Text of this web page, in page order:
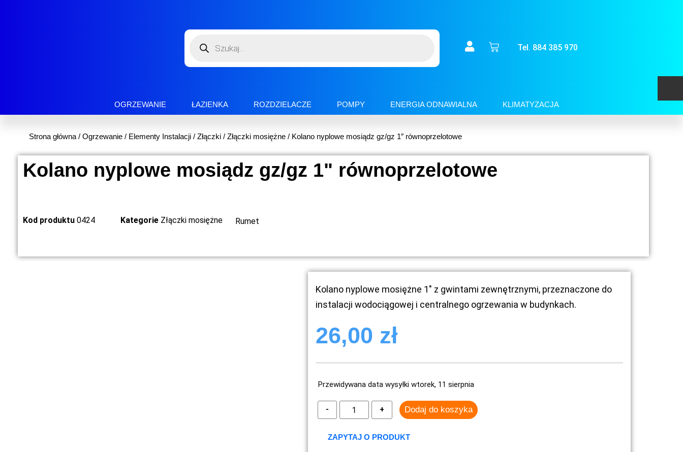
Tel. 884 385 970
OGRZEWANIE ŁAZIENKA ROZDZIELACZE POMPY ENERGIA ODNAWIALNA KLIMATYZACJA
Strona główna / Ogrzewanie / Elementy Instalacji / Złączki / Złączki mosiężne / Kolano nyplowe mosiądz gz/gz 1″ równoprzelotowe
Kolano nyplowe mosiądz gz/gz 1" równoprzelotowe
Kod produktu 0424 Kategorie Złączki mosiężne Rumet
Kolano nyplowe mosiężne 1″ z gwintami zewnętrznymi, przeznaczone do
instalacji wodociągowej i centralnego ogrzewania w budynkach.
26,00 zł
Przewidywana data wysyłki wtorek, 11 sierpnia
Dodaj do koszyka
ZAPYTAJ O PRODUKT